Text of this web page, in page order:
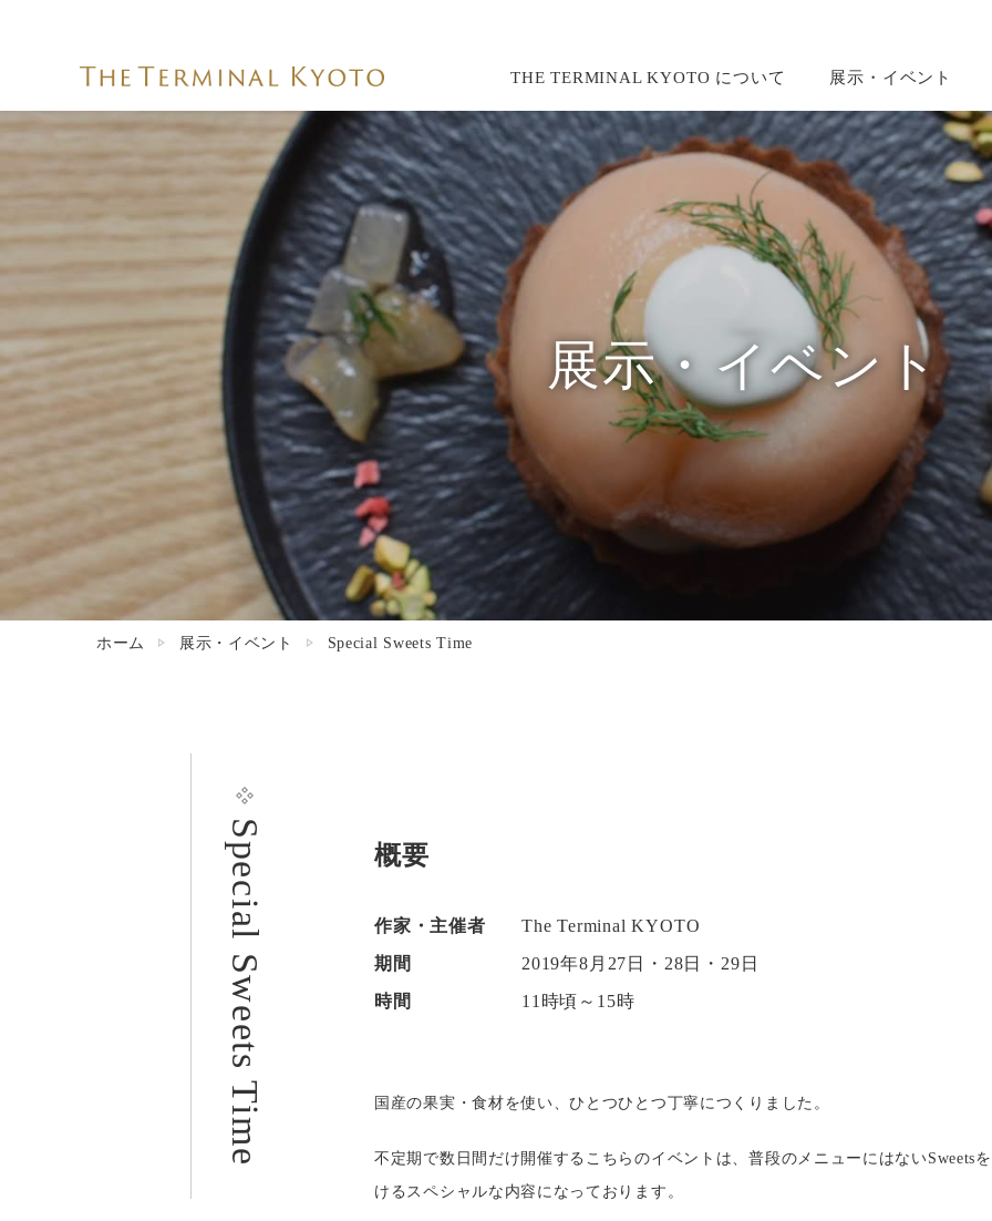
THE TERMINAL KYOTO について 展示・イベント
展示・イベント
ホーム 展示・イベント Special Sweets Time
Special Sweets Time 概要
作家・主催者
The Terminal KYOTO
期間
2019年8月27日・28日・29日
時間
11時頃～15時
国産の果実・食材を使い、ひとつひとつ丁寧につくりました。
不定期で数日間だけ開催するこちらのイベントは、普段のメニューにはないSweets
けるスペシャルな内容になっております。